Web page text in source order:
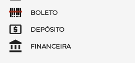
BOLETO
DEPÓSITO
FINANCEIRA